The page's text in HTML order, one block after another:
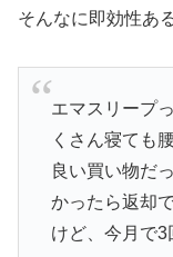
そんなに即効性あ
エマスリープ
くさん寝ても
良い買い物だ
かったら返却
けど、今月で3